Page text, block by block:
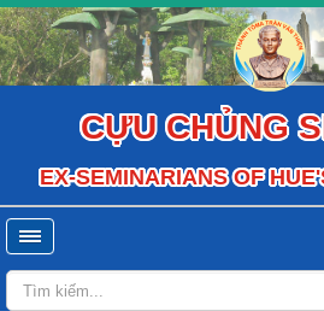
CỰU CHỦNG
EX-SEMINARIANS OF